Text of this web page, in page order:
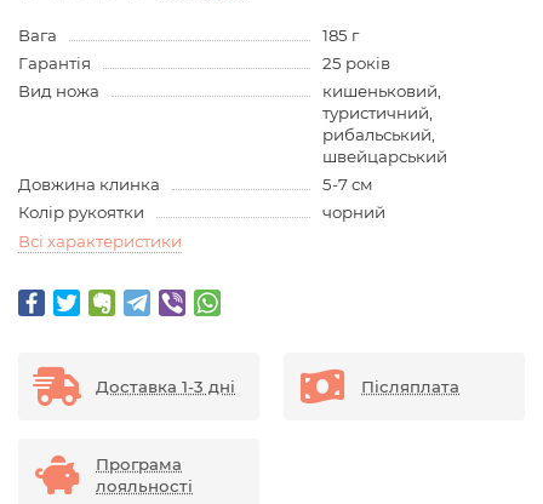
Вага
185 г
Гарантія
25 років
Вид ножа
кишеньковий,
туристичний,
рибальський,
швейцарський
Довжина клинка
5-7 см
Колір рукоятки
чорний
Всі характеристики
Доставка 1-3 дні Післяплата
Програма
лояльності